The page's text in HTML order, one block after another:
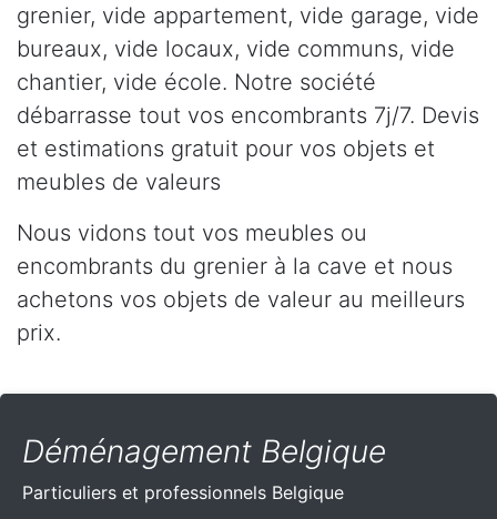
grenier, vide appartement, vide garage, vide
bureaux, vide locaux, vide communs, vide
chantier, vide école. Notre société
débarrasse tout vos encombrants 7j/7. Devis
et estimations gratuit pour vos objets et
meubles de valeurs
Nous vidons tout vos meubles ou
encombrants du grenier à la cave et nous
achetons vos objets de valeur au meilleurs
prix.
Déménagement Belgique
Particuliers et professionnels Belgique